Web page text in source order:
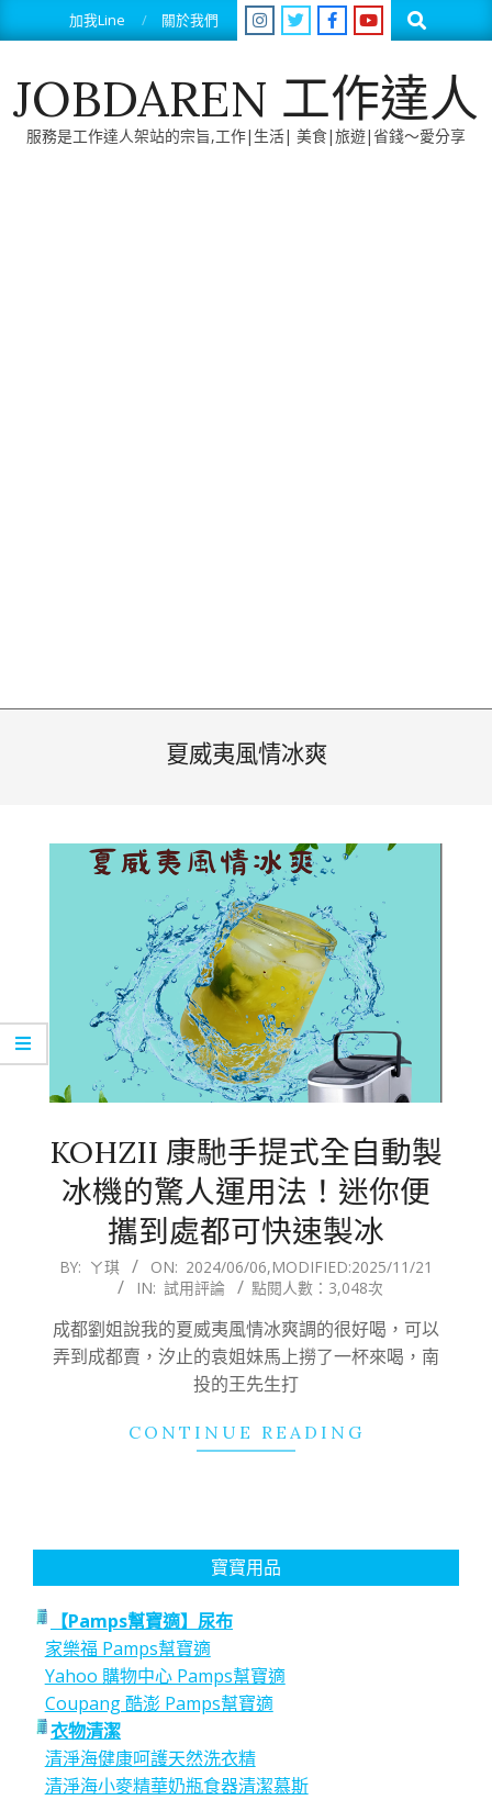
to
加我Line 關於我們 Search
JOBDAREN 工作達人
服務是工作達人架站的宗旨,工作|生活| 美食|旅遊|省錢～愛分享
夏威夷風情冰爽
KOHZII 康馳手提式全自動製
冰機的驚人運用法！迷你便
攜到處都可快速製冰
2024-
06
BY: ㄚ琪 ON: 2024/06/06,MODIFIED:2025/11/21
IN: 試用評論 點閱人數：3,048次
成都劉姐說我的夏威夷風情冰爽調的很好喝，可以
弄到成都賣，汐止的袁姐妹馬上撈了一杯來喝，南
投的王先生打
CONTINUE READING
寶寶用品
【Pamps幫寶適】尿布
家樂福 Pamps幫寶適
Yahoo 購物中心 Pamps幫寶適
Coupang 酷澎 Pamps幫寶適
衣物清潔
清淨海健康呵護天然洗衣精
清淨海小麥精華奶瓶食器清潔慕斯